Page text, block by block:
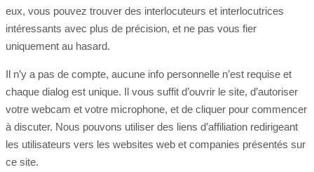
eux, vous pouvez trouver des interlocuteurs et interlocutrices
intéressants avec plus de précision, et ne pas vous fier
uniquement au hasard.
Il n’y a pas de compte, aucune info personnelle n’est requise et
chaque dialog est unique. Il vous suffit d’ouvrir le site, d’autoriser
votre webcam et votre microphone, et de cliquer pour commencer
à discuter. Nous pouvons utiliser des liens d’affiliation redirigeant
les utilisateurs vers les websites web et companies présentés sur
ce site.